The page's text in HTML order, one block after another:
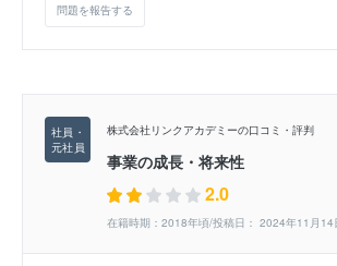
問題を報告する
株式会社リンクアカデミーの口コミ・評判
事業の成長・将来性
2.0
在籍時期：2018年頃/投稿日： 2024年11月14